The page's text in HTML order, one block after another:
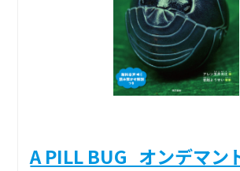
A PILL BUG_オンデマン